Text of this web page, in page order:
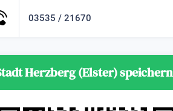
03535 / 21670
Herzberg (Elster) speichern